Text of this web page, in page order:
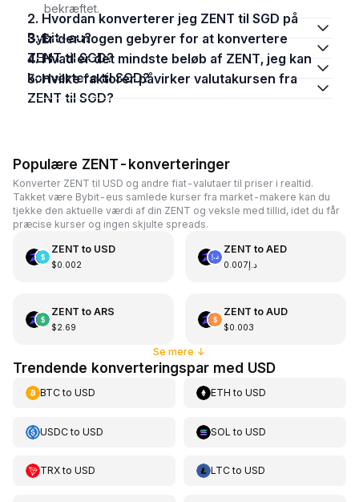
bekræftet.
2. Hvordan konverterer jeg ZENT til SGD på
Bybit-eu?
3. Er der nogen gebyrer for at konvertere
ZENT til SGD?
4. Hvad er det mindste beløb af ZENT, jeg kan
konvertere til SGD?
5. Hvilke faktorer påvirker valutakursen fra
ZENT til SGD?
Populære ZENT-konverteringer
Konverter ZENT til USD og andre fiat-valutaer til priser i realtid.
Takket være Bybit-eus samlede kurser fra market-makere kan du
tjekke den aktuelle værdi af din ZENT og veksle med tillid, idet du får
præcise kurser og ingen skjulte spreads.
ZENT to USD
$0.002
ZENT to AED
د.إ0.007
ZENT to ARS
$2.69
ZENT to AUD
$0.003
Se mere ↓
Trendende konverteringspar med USD
BTCto USD ETH toUSD
USDCto USD SOL toUSD
TRXto USD LTCtoUSD